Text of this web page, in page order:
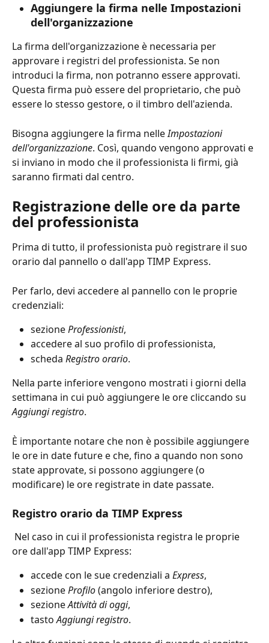
Aggiungere la firma nelle Impostazioni
dell'organizzazione
La firma dell'organizzazione è necessaria per
approvare i registri del professionista. Se non
introduci la firma, non potranno essere approvati.
Questa firma può essere del proprietario, che può
essere lo stesso gestore, o il timbro dell'azienda.
Bisogna aggiungere la firma nelle Impostazioni
dell'organizzazione. Così, quando vengono approvati e
si inviano in modo che il professionista li firmi, già
saranno firmati dal centro.
Registrazione delle ore da parte
del professionista
Prima di tutto, il professionista può registrare il suo
orario dal pannello o dall'app TIMP Express.
Per farlo, devi accedere al pannello con le proprie
credenziali:
sezione Professionisti,
accedere al suo profilo di professionista,
scheda Registro orario.
Nella parte inferiore vengono mostrati i giorni della
settimana in cui può aggiungere le ore cliccando su
Aggiungi registro.
È importante notare che non è possibile aggiungere
le ore in date future e che, fino a quando non sono
state approvate, si possono aggiungere (o
modificare) le ore registrate in date passate.
Registro orario da TIMP Express
ore dall'app TIMP Express:
accede con le sue credenziali a Express,
sezione Profilo (angolo inferiore destro),
sezione Attività di oggi,
tasto Aggiungi registro.